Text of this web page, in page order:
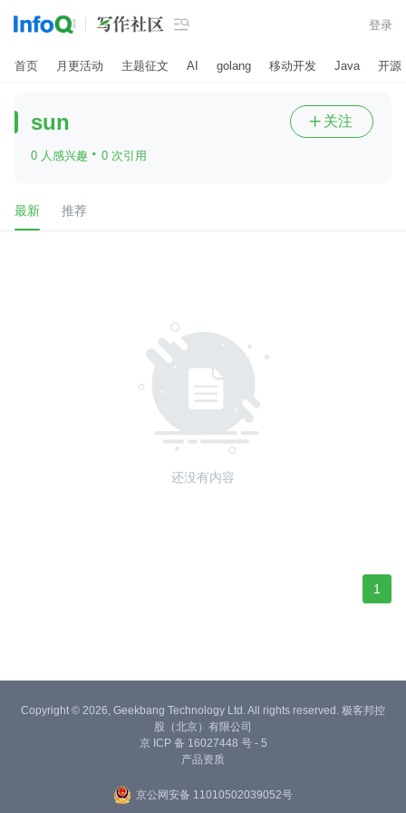
 登录
首页 月更活动 主题征文 AI golang 移动开发 Java 开源
sun
0 人感兴趣 · 0 次引用
 关注
最新 推荐
还没有内容
1
Copyright © 2026, Geekbang Technology Ltd. All rights reserved. 极客邦控
股（北京）有限公司
京 ICP 备 16027448 号 - 5
产品资质
京公网安备 11010502039052号